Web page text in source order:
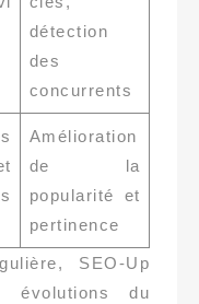
détection
des
concurrents
Amélioration
de la
popularité et
pertinence
SEO-Up
évolutions du